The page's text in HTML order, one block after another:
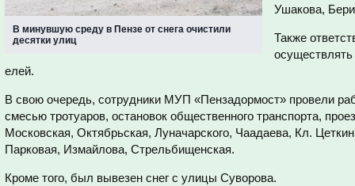
В минувшую среду в Пензе от снега очистили
десятки улиц
Ушакова,
Также
осуществлять
елей.
В свою очередь, сотрудники МУП «Пензадормост» провели
смесью тротуаров, остановок общественного транспорта,
Московская, Октябрьская, Луначарского, Чаадаева, Кл.
Парковая, Измайлова, Стрельбищенская.
Кроме того, был вывезен снег с улицы Суворова.